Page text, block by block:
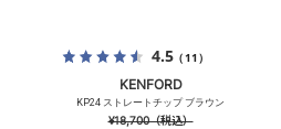
4.5（11）
KENFORD
KP24 ストレートチップ ブラウン
¥18,700（税込）